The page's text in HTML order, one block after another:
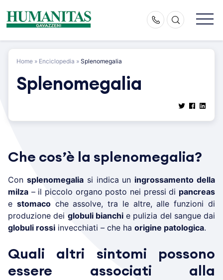
content
Home » Enciclopedia » Splenomegalia
Splenomegalia
Che cos’è la splenomegalia?
Con splenomegaliasi indica un ingrossamento della
milza – il piccolo organo posto nei pressi di pancreas
e stomacoche assolve, tra le altre, alle funzioni di
produzione dei globuli bianchie pulizia del sangue dai
globuli rossi invecchiati – che ha origine patologica.
Quali altri sintomi possono
essere associati alla